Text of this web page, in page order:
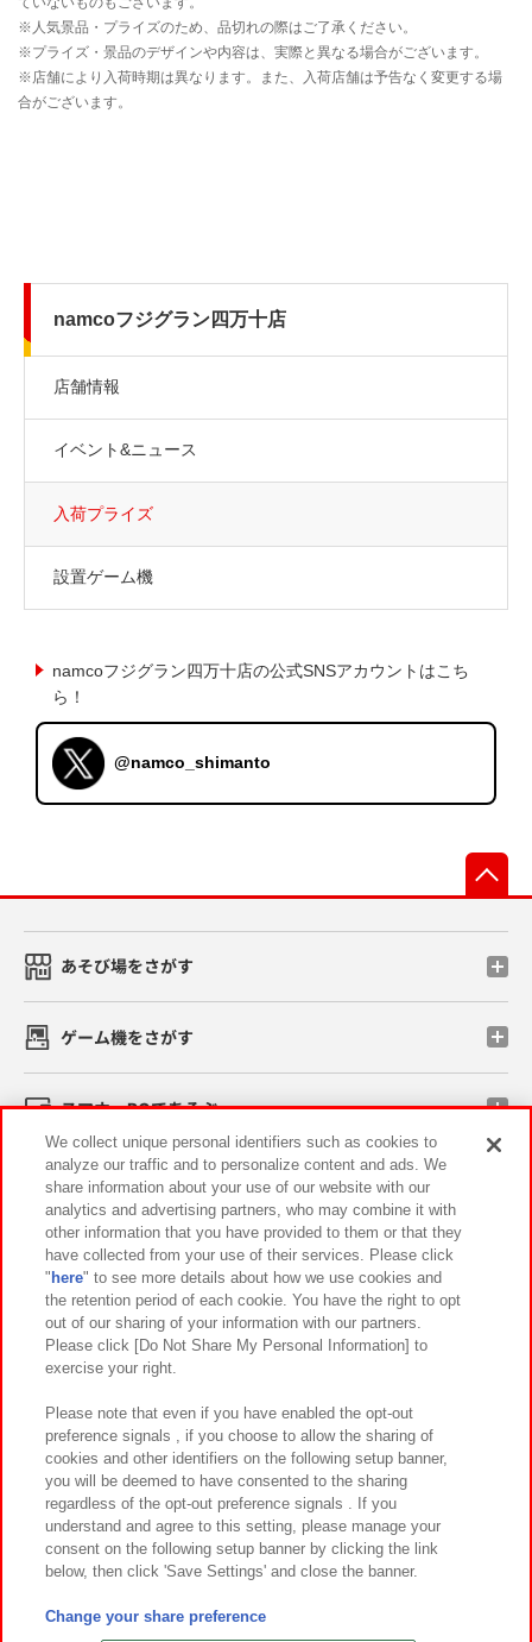
namcoフジグラン四万十店
店舗情報
イベント&ニュース
入荷プライズ
設置ゲーム機
namcoフジグラン四万十店の公式SNSアカウントはこち
ら！
@namco_shimanto
あそび場をさがす
ゲーム機をさがす
スマホ・PCであそぶ
イベント・キャンペーン
関連会社 サステナビリティ サイトポリシー
プライバシーポリシー ウェブアクセシビリティ方針と検証結果
お取引先さまとともに
カスタマーハラスメント対応方針 よくあるご質問・お問い合わせ
©Bandai Namco Amusement Inc.
©Bandai Namco Amusement Lab Inc.
We collect unique personal identifiers such as cookies to
analyze our traffic and to personalize content and ads. We
share information about your use of our website with our
analytics and advertising partners, who may combine it with
other information that you have provided to them or that they
have collected from your use of their services. Please click
" here" to see more details about how we use cookies and
the retention period of each cookie. You have the right to opt
out of our sharing of your information with our partners.
Please click [Do Not Share My Personal Information] to
exercise your right.
Please note that even if you have enabled the opt-out
preference signals , if you choose to allow the sharing of
cookies and other identifiers on the following setup banner,
you will be deemed to have consented to the sharing
regardless of the opt-out preference signals . If you
understand and agree to this setting, please manage your
consent on the following setup banner by clicking the link
below, then click 'Save Settings' and close the banner.
Change your share preference